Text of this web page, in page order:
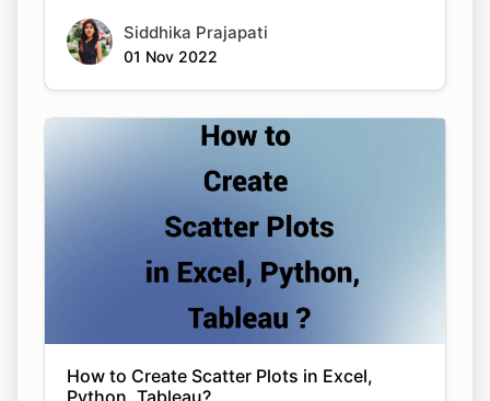
Siddhika Prajapati
01 Nov 2022
How to Create Scatter Plots in Excel,